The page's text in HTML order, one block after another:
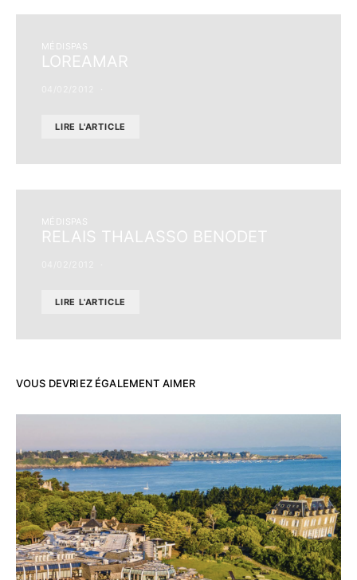
MÉDISPAS
LOREAMAR
LIRE L'ARTICLE
MÉDISPAS
RELAIS THALASSO BENODET
LIRE L'ARTICLE
VOUS DEVRIEZ ÉGALEMENT AIMER